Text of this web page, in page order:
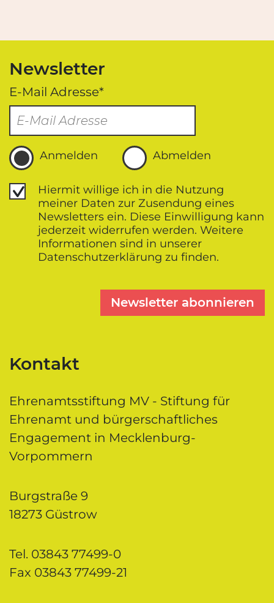
Kontakt
Ehrenamtsstiftung MV - Stiftung für
Ehrenamt und bürgerschaftliches
Engagement in Mecklenburg-
Vorpommern
Burgstraße 9
18273 Güstrow
Tel. 03843 77499-0
Fax 03843 77499-21
Newsletter
E-Mail Adresse*
Anmelden Abmelden
Hiermit willige ich in die Nutzung
meiner Daten zur Zusendung eines
Newsletters ein. Diese Einwilligung kann
jederzeit widerrufen werden. Weitere
Informationen sind in unserer
Datenschutz­erklärung zu finden.
Newsletter abonnieren